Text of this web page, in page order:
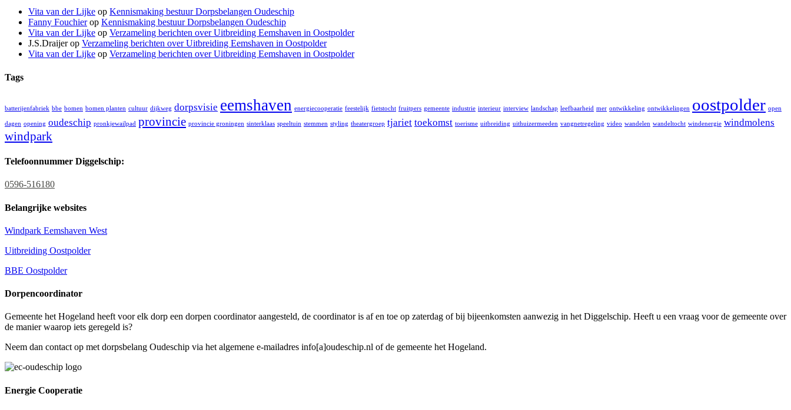
Vita van der Lijke op Kennismaking bestuur Dorpsbelangen Oudeschip
Fanny Fouchierop Kennismaking bestuur Dorpsbelangen Oudeschip
Vita van der Lijke op Verzameling berichten over Uitbreiding Eemshaven in Oostpolder
J.S.Draijerop Verzameling berichten over Uitbreiding Eemshaven in Oostpolder
Vita van der Lijke op Verzameling berichten over Uitbreiding Eemshaven in Oostpolder
Tags
batterijenfabriek bbe bomen bomen planten cultuur dijkweg dorpsvisie eemshaven energiecooperatie feestelijk fietstocht fruitpers gemeente industrie interieur interview landschap leefbaarheid mer ontwikkeling ontwikkelingen oostpolder open
dagen opening oudeschip pronkjewailpad provincie provincie groningen sinterklaas speeltuin stemmen styling theatergroep tjariet toekomst toerisme uitbreiding uithuizermeeden vangnetregeling video wandelen wandeltocht windenergie windmolens
windpark
Telefoonnummer Diggelschip:
0596-516180
Belangrijke websites
Windpark Eemshaven West
Uitbreiding Oostpolder
BBE Oostpolder
Dorpencoordinator
Gemeente het Hogeland heeft voor elk dorp een dorpen coordinator aangesteld, de coordinator is af en toe op zaterdag of bij bijeenkomsten aanwezig in het Diggelschip. Heeft u een vraag voor de gemeente over
de manier waarop iets geregeld is?
Neem dan contact op met dorpsbelang Oudeschip via het algemene e-mailadres info[a]oudeschip.nl of de gemeente het Hogeland.
Energie Cooperatie